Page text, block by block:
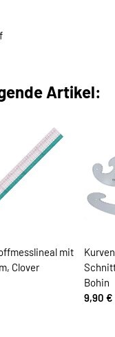
Artikel:
mit
Clover
Bohin
9,90 €